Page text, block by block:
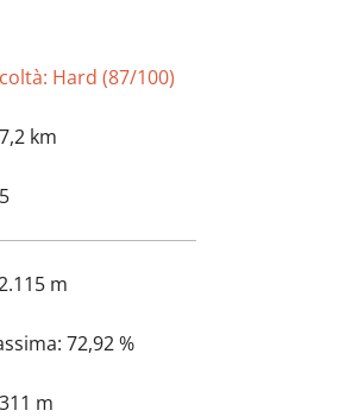
Hard (87/100)
km
m
72,92 %
m